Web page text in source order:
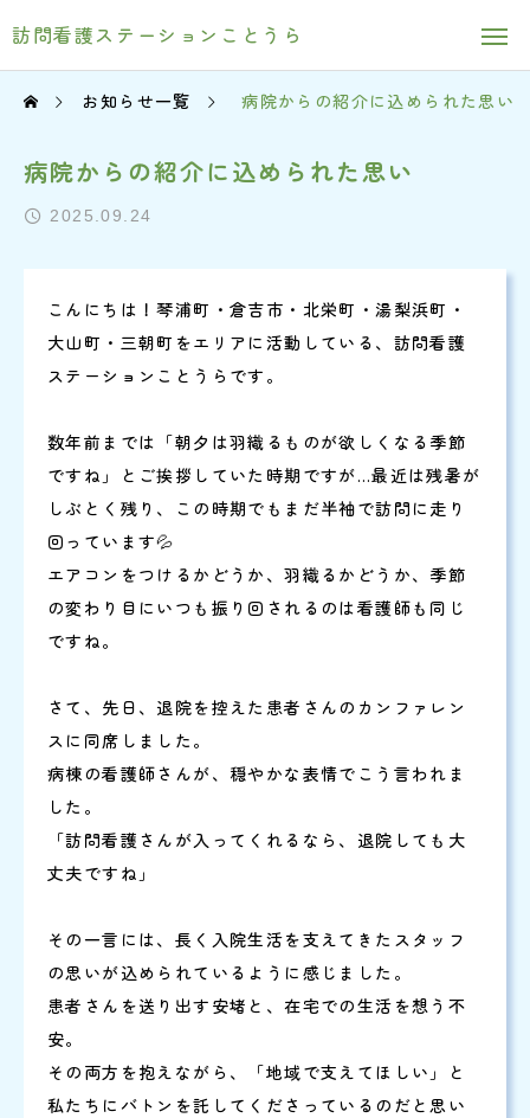
訪問看護ステーションことうら
お知らせ一覧 病院からの紹介に込められた思い
病院からの紹介に込められた思い
2025.09.24
こんにちは！琴浦町・倉吉市・北栄町・湯梨浜町・
大山町・三朝町をエリアに活動している、訪問看護
ステーションことうらです。
数年前までは「朝夕は羽織るものが欲しくなる季節
ですね」とご挨拶していた時期ですが…最近は残暑が
しぶとく残り、この時期でもまだ半袖で訪問に走り
回っています💦
エアコンをつけるかどうか、羽織るかどうか、季節
の変わり目にいつも振り回されるのは看護師も同じ
ですね。
さて、先日、退院を控えた患者さんのカンファレン
スに同席しました。
病棟の看護師さんが、穏やかな表情でこう言われま
した。
「訪問看護さんが入ってくれるなら、退院しても大
丈夫ですね」
その一言には、長く入院生活を支えてきたスタッフ
の思いが込められているように感じました。
患者さんを送り出す安堵と、在宅での生活を想う不
安。
その両方を抱えながら、「地域で支えてほしい」と
私たちにバトンを託してくださっているのだと思い